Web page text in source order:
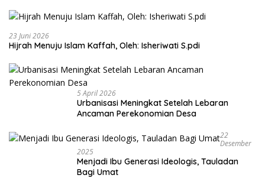
23 Juni 2026
Hijrah Menuju Islam Kaffah, Oleh: Isheriwati S.pdi
5 April 2026
Urbanisasi Meningkat Setelah Lebaran
Ancaman Perekonomian Desa
22
Desember
2025
Menjadi Ibu Generasi Ideologis, Tauladan
Bagi Umat